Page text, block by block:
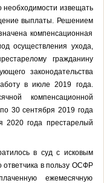
необходимости извещать
выплаты. Решением
компенсационная
осуществления ухода,
гражданину
законодательства
в июле 2019 года.
компенсационной
30 сентября 2019 года
2020 года престарелый
в суд с исковым
ответчика в пользу ОСФР
ежемесячную